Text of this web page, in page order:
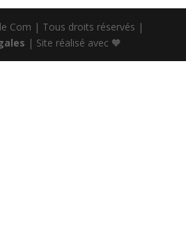
Com | Tous droits réservés |
| Site réalisé avec 🧡